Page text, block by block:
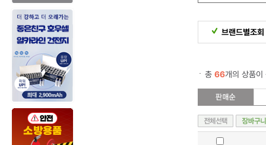
브랜드별조회
총 66개의 상품이